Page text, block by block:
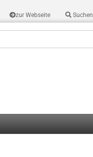
zur Webseite Suchen